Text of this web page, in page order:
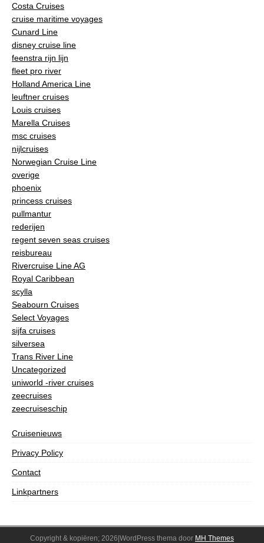
Costa Cruises
cruise maritime voyages
Cunard Line
disney cruise line
feenstra rijn lijn
fleet pro river
Holland America Line
leuftner cruises
Louis cruises
Marella Cruises
msc cruises
nijlcruises
Norwegian Cruise Line
overige
phoenix
princess cruises
pullmantur
rederijen
regent seven seas cruises
reisbureau
Rivercruise Line AG
Royal Caribbean
scylla
Seabourn Cruises
Select Voyages
sijfa cruises
silversea
Trans River Line
Uncategorized
uniworld -river cruises
zeecruises
zeecruiseschip
Cruisenieuws
Privacy Policy
Contact
Linkpartners
Copyright & kopiëren; 2026|WordPress thema door MH Themes